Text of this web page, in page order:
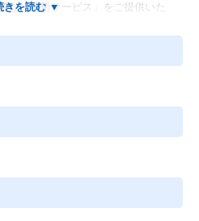
な「技術サービス」をご提供いた
案いたします。
ティ等)
、ドローン等の新技術領域へのニ